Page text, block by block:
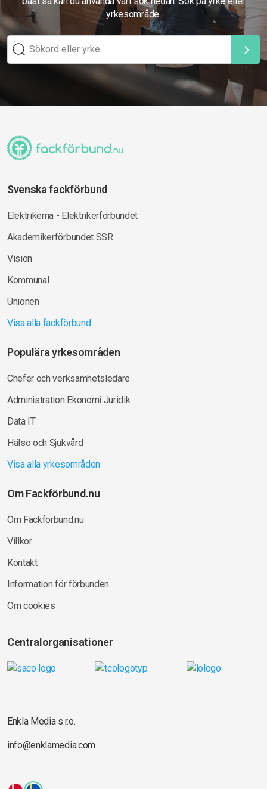
yrkesområde.
Svenska fackförbund
Elektrikerna - Elektrikerförbundet
Akademikerförbundet SSR
Vision
Kommunal
Unionen
Visa alla fackförbund
Populära yrkesområden
Chefer och verksamhetsledare
Administration Ekonomi Juridik
Data IT
Hälso och Sjukvård
Visa alla yrkesområden
Om Fackförbund.nu
Om Fackförbund.nu
Villkor
Kontakt
Information för förbunden
Om cookies
Centralorganisationer
Enkla Media s.r.o.
info@enklamedia.com